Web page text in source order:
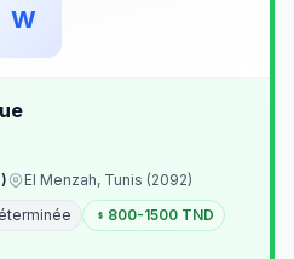
W
El Menzah, Tunis (2092)
800-1500 TND